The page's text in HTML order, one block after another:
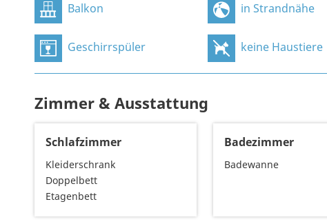
Balkon in Strandnähe
Geschirrspüler keine Haustiere
Zimmer & Ausstattung
Schlafzimmer
Kleiderschrank
Doppelbett
Etagenbett
Badezimmer
Badewanne